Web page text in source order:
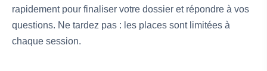
rapidement pour finaliser votre dossier et répondre à vos
questions. Ne tardez pas : les places sont limitées à
chaque session.